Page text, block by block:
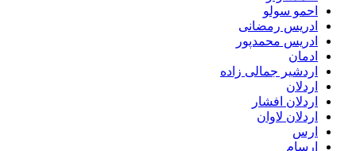
احمو سولو
ادریس رمضانی
ادریس محمدپور
ادمان
اردشیر جمالی زاده
اردلان
اردلان افشار
اردلان لاوان
ارس
ارسام